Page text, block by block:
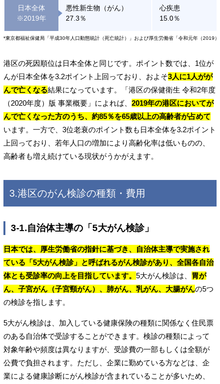
日本全体
※2019年
悪性新生物（がん）
27.3％
心疾患
15.0％
*東京都福祉保健局「平成30年人口動態統計（死亡統計）」および厚生労働省「令和元年（2019
港区の死因順位は日本全体と同じです。ポイント数では、1位が
んが日本全体を3.2ポイント上回っており、およそ3人に1人がが
んで亡くなる結果になっています。「港区の保健衛生 令和2年度
（2020年度）版 事業概要」によれば、 2019年の港区においてが
んで亡くなった方のうち、約85％を65歳以上の高齢者が占めて
います。一方で、3位老衰のポイント数も日本全体を3.2ポイント
上回っており、若年人口の増加により高齢化率は低いものの、
高齢者も増え続けている現状がうかがえます。
3.港区のがん検診の種類・費用
3-1.自治体主導の「5大がん検診」
日本では、厚生労働省の指針に基づき、自治体主導で実施され
ている「5大がん検診」と呼ばれるがん検診があり、全国各自治
体とも受診率の向上を目指しています。 5大がん検診は、
胃が
ん、子宮がん（子宮頸がん）、肺がん、乳がん、大腸がんの5つ
の検診を指します。
5大がん検診は、加入している健康保険の種類に関係なく住民票
のある自治体で受診することができます。検診の種類によって
対象年齢や頻度は異なりますが、受診費の一部もしくは全額が
公費で負担されます。ただし、企業に勤めている方などは、企
業による健康診断にがん検診が含まれていることが多いため、